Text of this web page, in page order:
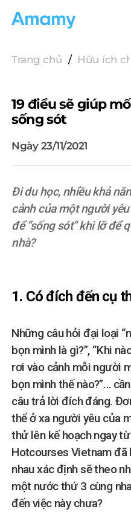
Trang chủ / Hữu ích
19 điều sẽ giúp
sống sót
Ngày 23/11/2021
Đi du học, nhiều khả
cảnh của một người
để “sống sót” khi lỡ để
nhà?
1. Có đích đến cụ
Những câu hỏi đại loại
bọn mình là gì?”, “Khi
rơi vào cảnh mỗi người
bọn mình thế nào?”…
câu trả lời đích đáng.
thể ở xa người yêu của
thử lên kế hoạch ngay
Hotcourses Vietnam đã
nhau xác định sẽ theo
một nước thứ 3 cùng
đến việc này chưa?